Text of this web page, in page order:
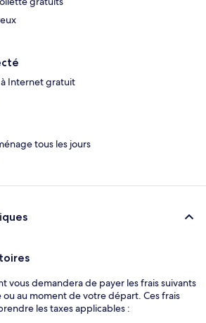
Internet gratuit
tous les jours
vous demandera de payer les frais suivants
ou au moment de votre départ. Ces frais
les taxes applicables :